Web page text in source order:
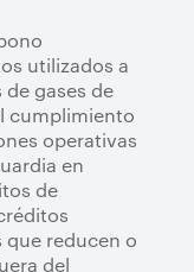
utilizados a
gases de
cumplimiento
operativas
en
de
reducen o
del